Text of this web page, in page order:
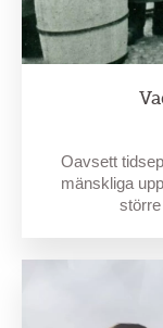
Oavsett
mänskliga